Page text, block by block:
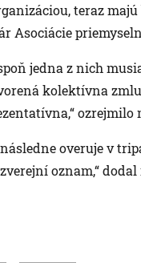
teraz
Asociácie
jedna z nich
kolektívna
overuje v
oznam,“